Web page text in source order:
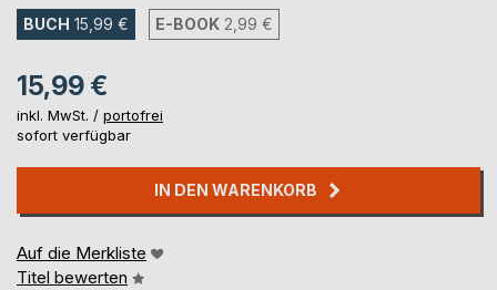
BUCH 15,99 € E-BOOK 2,99 €
15,99 €
inkl. MwSt. / portofrei
sofort verfügbar
IN DEN WARENKORB
Auf die Merkliste
Titel bewerten